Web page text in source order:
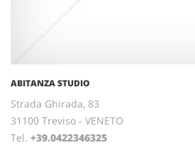
ABITANZA STUDIO
Strada Ghirada, 83
31100 Treviso - VENETO
Tel. +39.0422346325